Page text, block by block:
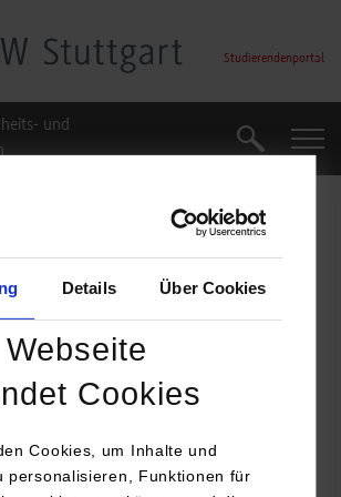
Details Über Cookies
Cookies
Cookies, um Inhalte und
personalisieren, Funktionen für
Studierendenportal
und
Suche
M.Sc.
am Studienzentrum für
& Management